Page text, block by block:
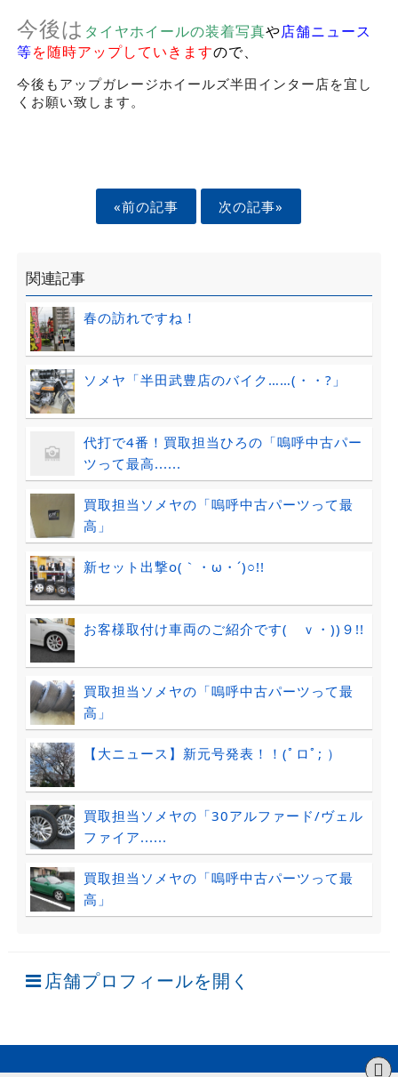
今後は タイヤホイールの装着写真や店舗ニュース
等を随時アップしていきますので、
今後もアップガレージホイールズ半田インター店を宜し
くお願い致します。
«前の記事 次の記事»
関連記事
春の訪れですね！
ソメヤ「半田武豊店のバイク……(・・?」
代打で4番！買取担当ひろの「嗚呼中古パー
ツって最高......
買取担当ソメヤの「嗚呼中古パーツって最
高」
新セット出撃o(｀・ω・´)○!!
お客様取付け車両のご紹介です(ゝｖ・))９!!
買取担当ソメヤの「嗚呼中古パーツって最
高」
【大ニュース】新元号発表！！(ﾟロﾟ; ）
買取担当ソメヤの「30アルファード/ヴェル
ファイア......
買取担当ソメヤの「嗚呼中古パーツって最
高」
店舗プロフィールを開く